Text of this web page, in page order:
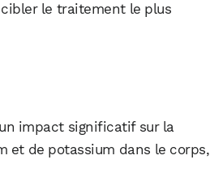
le traitement le plus
impact significatif sur la
et de potassium dans le corps,